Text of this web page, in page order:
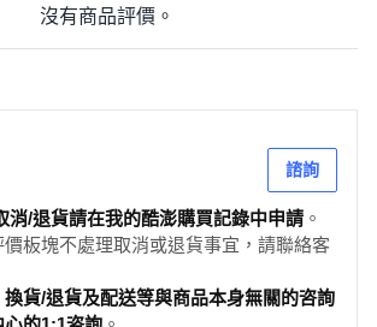
沒有商品評價。
諮詢
消/退貨請在我的酷澎購買記錄中申請 。
板塊不處理取消或退貨事宜，請聯絡客
貨/退貨及配送等與商品本身無關的咨詢